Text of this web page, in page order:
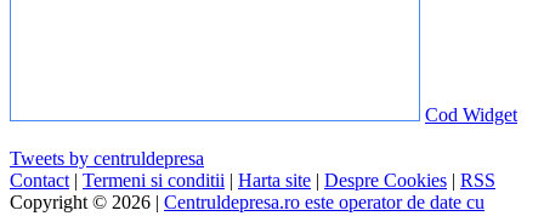
Cod Widget
Tweets by centruldepresa
Contact | Termeni si conditii | Harta site | Despre Cookies | RSS
Copyright © 2026 | Centruldepresa.ro este operator de date cu